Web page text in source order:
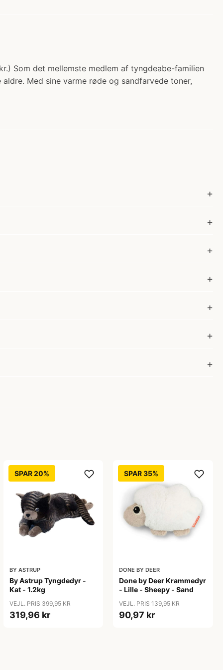
Som det mellemste medlem af tyngdeabe-familien
Med sine varme røde og sandfarvede toner,
SPAR 20%
BY ASTRUP
By Astrup Tyngdedyr -
Kat - 1.2kg
VEJL. PRIS 399,95 KR
319,96 kr
SPAR 35%
DONE BY DEER
Done by Deer Krammedyr
- Lille - Sheepy - Sand
VEJL. PRIS 139,95 KR
90,97 kr